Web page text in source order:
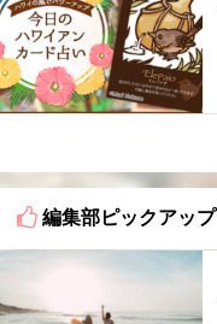
編集部ピックアップ